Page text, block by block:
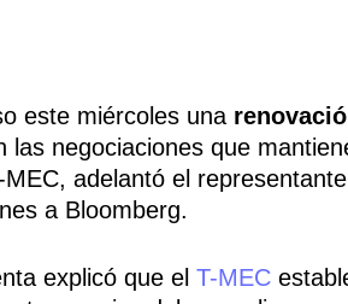
este miércoles una
las negociaciones que
adelantó el
a Bloomberg.
explicó que el T-MEC